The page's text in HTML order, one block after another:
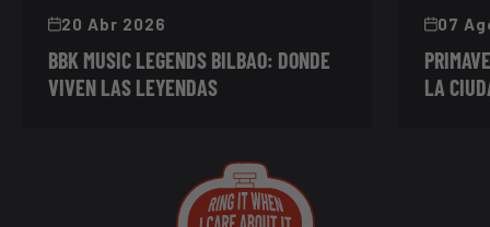
20 Abr 2026
BBK MUSIC LEGENDS BILBAO: DONDE
VIVEN LAS LEYENDAS
07
LA